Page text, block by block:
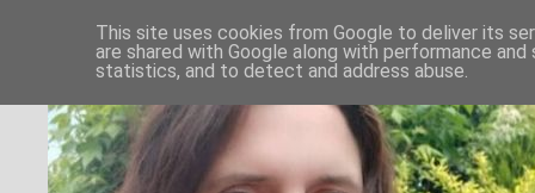
This site uses cookies from Google to deliver its
are shared with Google along with performance
statistics, and to detect and address abuse.